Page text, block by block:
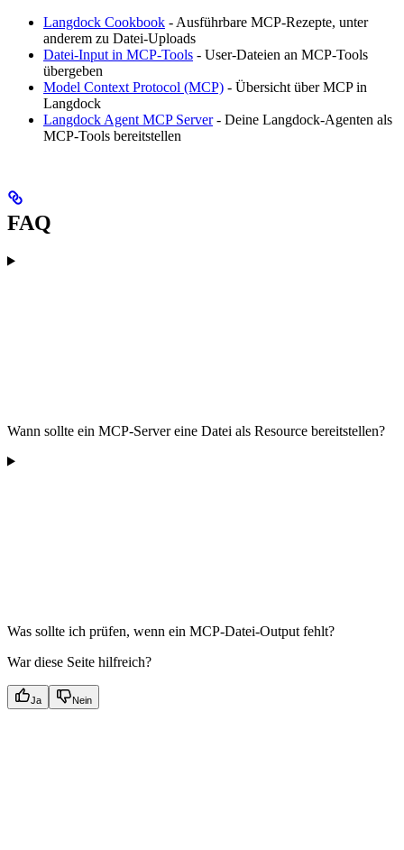
Langdock Cookbook - Ausführbare MCP-Rezepte, unter
anderem zu Datei-Uploads
Datei-Input in MCP-Tools - User-Dateien an MCP-Tools
übergeben
Model Context Protocol (MCP) - Übersicht über MCP in
Langdock
Langdock Agent MCP Server- Deine Langdock-Agenten als
MCP-Tools bereitstellen
FAQ
Wann sollte ein MCP-Server eine Datei als Resource bereitstellen?
Was sollte ich prüfen, wenn ein MCP-Datei-Output fehlt?
War diese Seite hilfreich?
Ja Nein